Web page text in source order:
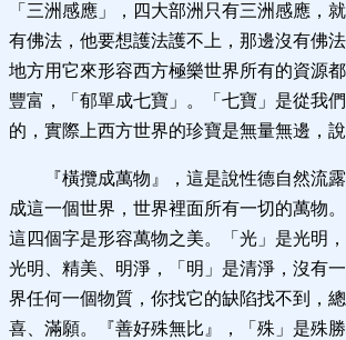
「三洲感應」，四大部洲只有三洲感應，
有佛法，他要想護法護不上，那邊沒有佛
地方用它來形容西方極樂世界所有的資源
豐富，「郁單成七寶」。「七寶」是從我
的，實際上西方世界的珍寶是無量無邊，說
『橫攬成萬物』，這是說性德自然流
成這一個世界，世界裡面所有一切的萬物
這四個字是形容萬物之美。「光」是光明
光明、精美、明淨，「明」是清淨，沒有
界任何一個物質，你找它的缺陷找不到，
喜、滿願。『善好殊無比』，「殊」是殊